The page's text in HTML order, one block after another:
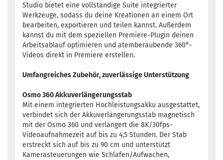
Studio bietet eine vollständige Suite integrierter
Werkzeuge, sodass du deine Kreationen an einem Ort
bearbeiten, exportieren und teilen kannst. Außerdem
kannst du mit dem speziellen Premiere-Plugin deinen
Arbeitsablauf optimieren und atemberaubende 360°-
Videos direkt in Premiere erstellen.
Umfangreiches Zubehör, zuverlässige Unterstützung
Osmo 360 Akkuverlängerungsstab
Mit einem integrierten Hochleistungsakku ausgestattet,
verbindet sich der Akkuverlängerungsstab magnetisch
mit der Osmo 360 und verlängert die 8K/30fps-
Videoaufnahmezeit auf bis zu 4,5 Stunden. Der Stab
erstreckt sich auf bis zu 90 cm und unterstützt
Kamerasteuerungen wie Schlafen/Aufwachen,